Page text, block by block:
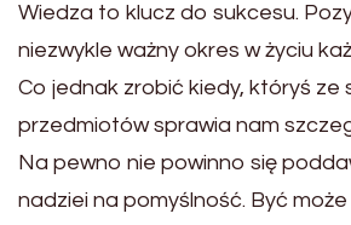
Wiedza to klucz do sukcesu.
niezwykle ważny okres w życiu
Co jednak zrobić kiedy, któryś ze
przedmiotów sprawia nam
Na pewno nie powinno się
nadziei na pomyślność. Być